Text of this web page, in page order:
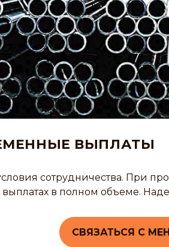
ВЫПЛАТЫ
сотрудничества. При
выплатах в полном объеме.
СВЯЗАТЬСЯ С